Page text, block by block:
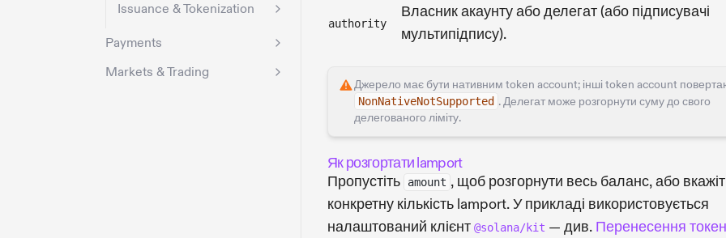
Issuance & Tokenization
Payments
Markets & Trading
authority
Власник акаунту або делегат (або підписувачі
мультипідпису).
Джерело має бути нативним token account; інші token account
NonNativeNotSupported . Делегат може розгорнути суму до свого
делегованого ліміту.
Як розгортати lamport
Пропустіть
amount , щоб розгорнути весь баланс, або
конкретну кількість lamport. У прикладі використовується
налаштований клієнт @solana/kit — див. Перенесення